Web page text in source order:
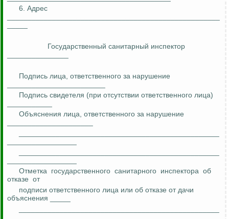
6. Адрес
Государственный санитарный инспектор
Подпись лица, ответственного за нарушение
Подпись свидетеля (при отсутствии ответственного лица)
Объяснения лица, ответственного за нарушение
Отметка государственного санитарного инспектора об
отказе от
подписи ответственного лица или об отказе от дачи
объяснения _____